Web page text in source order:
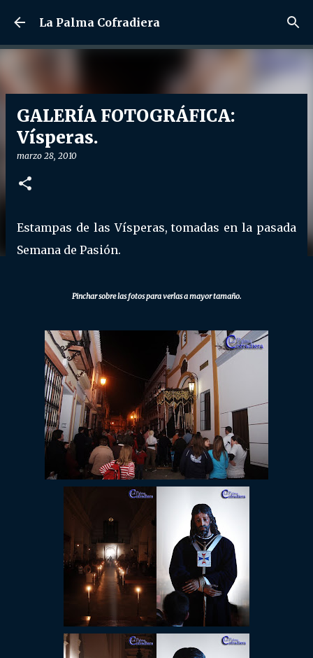
Ir al contenido principal
La Palma Cofradiera
GALERÍA FOTOGRÁFICA:
Vísperas.
marzo 28, 2010
Estampas de las Vísperas, tomadas en la pasada
Semana de Pasión.
Pinchar sobre las fotos para verlas a mayor tamaño.